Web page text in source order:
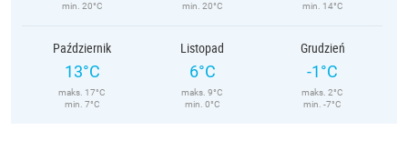
min. 20°C
min. 20°C
min. 14°C
Październik
13°C
maks. 17°C
min. 7°C
Listopad
6°C
maks. 9°C
min. 0°C
Grudzień
-1°C
maks. 2°C
min. -7°C